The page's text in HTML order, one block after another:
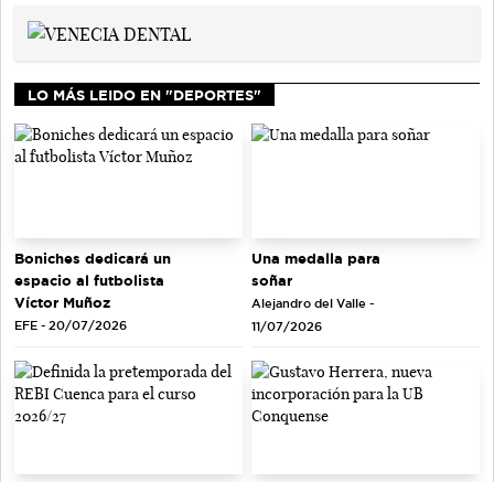
LO MÁS LEIDO EN "DEPORTES"
Boniches dedicará un
espacio al futbolista
Víctor Muñoz
EFE - 20/07/2026
Una medalla para
soñar
Alejandro del Valle -
11/07/2026